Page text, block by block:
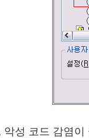
악성 코드 감염